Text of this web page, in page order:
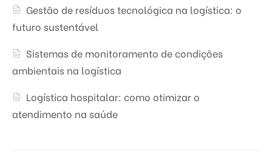
Gestão de resíduos tecnológica na logística: o
futuro sustentável
Sistemas de monitoramento de condições
ambientais na logística
Logística hospitalar: como otimizar o
atendimento na saúde